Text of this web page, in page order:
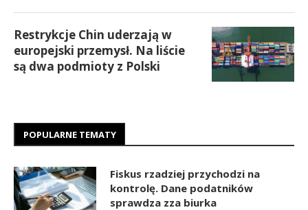
Restrykcje Chin uderzają w
europejski przemysł. Na liście
są dwa podmioty z Polski
POPULARNE TEMATY
Fiskus rzadziej przychodzi na
kontrolę. Dane podatników
sprawdza zza biurka